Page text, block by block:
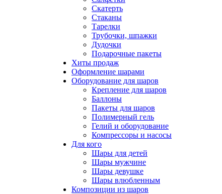
Скатерть
Стаканы
Тарелки
Трубочки, шпажки
Дудочки
Подарочные пакеты
Хиты продаж
Оформление шарами
Оборудование для шаров
Крепление для шаров
Баллоны
Пакеты для шаров
Полимерный гель
Гелий и оборудование
Компрессоры и насосы
Для кого
Шары для детей
Шары мужчине
Шары девушке
Шары влюбленным
Композиции из шаров